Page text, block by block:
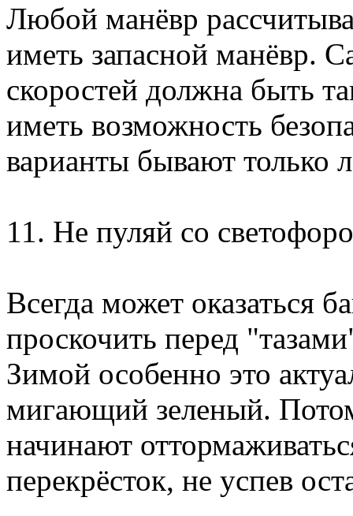
Любой манёвр
иметь запасной манёвр.
скоростей должна быть
иметь возможность
варианты бывают только
11. Не пуляй со
Всегда может оказаться
проскочить перед
Зимой особенно это
мигающий зеленый.
начинают
перекрёсток, не успев